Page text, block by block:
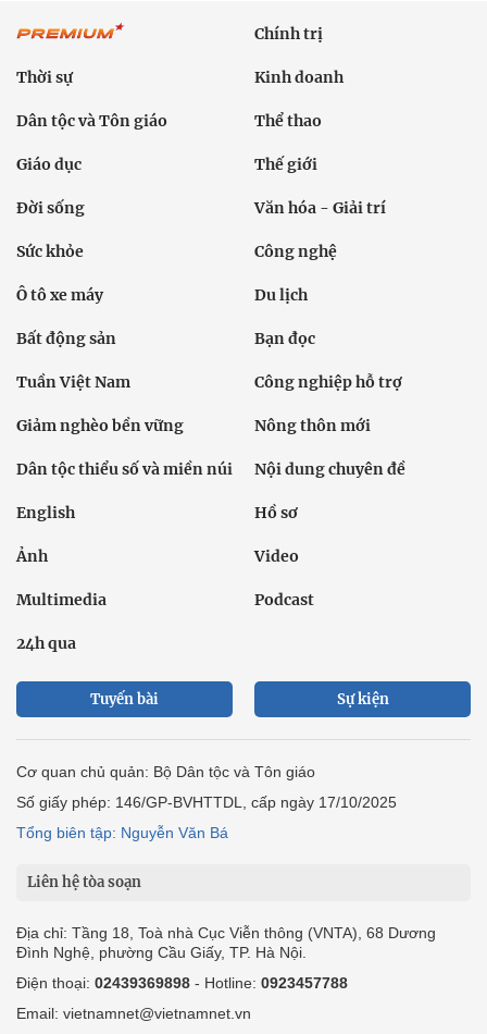
Chính trị
Thời sự Kinh doanh
Dân tộc và Tôn giáo Thể thao
Giáo dục Thế giới
Đời sống Văn hóa - Giải trí
Sức khỏe Công nghệ
Ô tô xe máy Du lịch
Bất động sản Bạn đọc
Tuần Việt Nam Công nghiệp hỗ trợ
Giảm nghèo bền vững Nông thôn mới
Dân tộc thiểu số và miền núi Nội dung chuyên đề
English Hồ sơ
Ảnh Video
Multimedia Podcast
24h qua
Tuyến bài Sự kiện
Cơ quan chủ quản: Bộ Dân tộc và Tôn giáo
Số giấy phép: 146/GP-BVHTTDL, cấp ngày 17/10/2025
Tổng biên tập: Nguyễn Văn Bá
Liên hệ tòa soạn
Địa chỉ: Tầng 18, Toà nhà Cục Viễn thông (VNTA), 68 Dương
Đình Nghệ, phường Cầu Giấy, TP. Hà Nội.
Điện thoại: 02439369898 - Hotline: 0923457788
Email: vietnamnet@vietnamnet.vn